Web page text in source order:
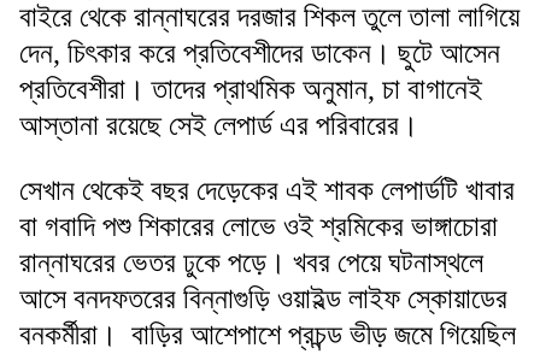
বাইরে থেকে রান্নাঘরের দরজার শিকল তুলে তালা লাগিয়ে
দেন, চিৎকার করে প্রতিবেশীদের ডাকেন। ছুটে আসেন
প্রতিবেশীরা। তাদের প্রাথমিক অনুমান, চা বাগানেই
আস্তানা রয়েছে সেই লেপার্ড এর পরিবারের।
সেখান থেকেই বছর দেড়েকের এই শাবক লেপার্ডটি খাবার
বা গবাদি পশু শিকারের লোভে ওই শ্রমিকের ভাঙ্গাচোরা
রান্নাঘরের ভেতর ঢুকে পড়ে। খবর পেয়ে ঘটনাস্থলে
আসে বনদফতরের বিন্নাগুড়ি ওয়াইল্ড লাইফ স্কোয়াডের
বনকর্মীরা। বাড়ির আশেপাশে প্রচন্ড ভীড় জমে গিয়েছিল